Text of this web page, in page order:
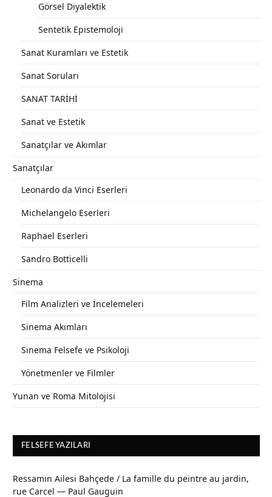
Görsel Diyalektik
Sentetik Epistemoloji
Sanat Kuramları ve Estetik
Sanat Soruları
SANAT TARİHİ
Sanat ve Estetik
Sanatçılar ve Akımlar
Sanatçılar
Leonardo da Vinci Eserleri
Michelangelo Eserleri
Raphael Eserleri
Sandro Botticelli
Sinema
Film Analizleri ve İncelemeleri
Sinema Akımları
Sinema Felsefe ve Psikoloji
Yönetmenler ve Filmler
Yunan ve Roma Mitolojisi
FELSEFE YAZILARI
Ressamın Ailesi Bahçede / La famille du peintre au jardin,
rue Carcel — Paul Gauguin